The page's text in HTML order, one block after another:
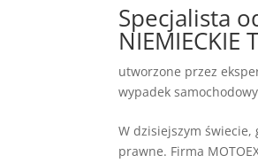
Specjalista
NIEMIECKIE
utworzone przez
wypadek
W dzisiejszym świecie,
prawne. Firma